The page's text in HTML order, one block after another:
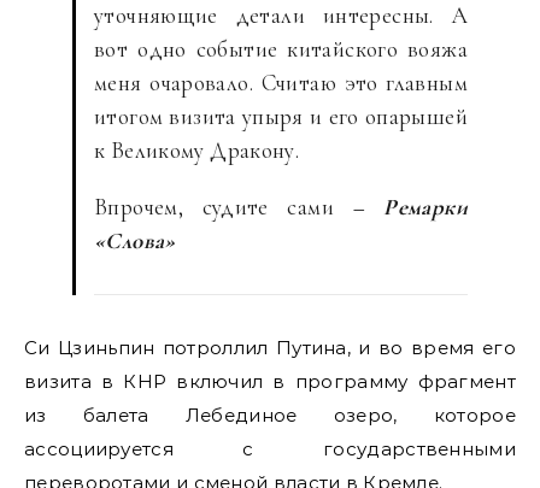
уточняющие детали интересны. А
вот одно событие китайского вояжа
меня очаровало. Считаю это главным
итогом визита упыря и его опарышей
к Великому Дракону.
Впрочем, судите сами – Ремарки
«Слова»
Си Цзиньпин потроллил Путина, и во время его
визита в КНР включил в программу фрагмент
из балета Лебединое озеро, которое
ассоциируется с государственными
переворотами и сменой власти в Кремле.